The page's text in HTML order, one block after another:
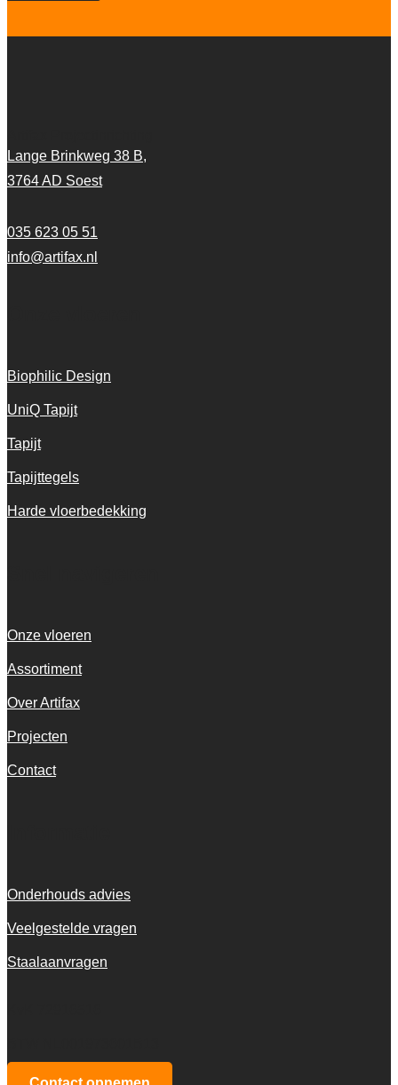
Lange Brinkweg 38 B,
3764 AD Soest
035 623 05 51
info@artifax.nl
Biophilic Design
UniQ Tapijt
Tapijt
Tapijttegels
Harde vloerbedekking
Onze vloeren
Assortiment
Over Artifax
Projecten
Contact
Onderhouds advies
Veelgestelde vragen
Staalaanvragen